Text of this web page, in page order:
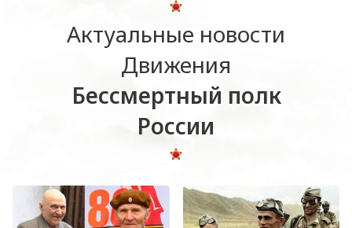
Актуальные новости
Движения
Бессмертный полк
России